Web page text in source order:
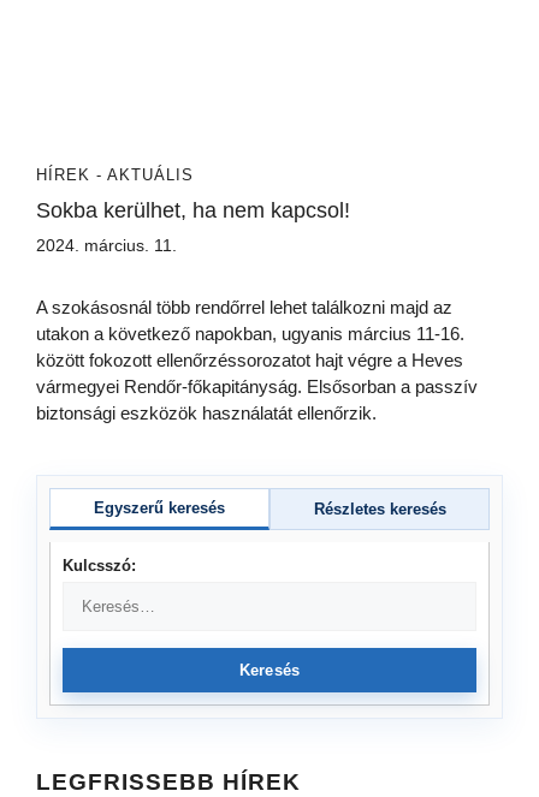
HÍREK - AKTUÁLIS
Sokba kerülhet, ha nem kapcsol!
2024. március. 11.
A szokásosnál több rendőrrel lehet találkozni majd az
utakon a következő napokban, ugyanis március 11-16.
között fokozott ellenőrzéssorozatot hajt végre a Heves
vármegyei Rendőr-főkapitányság. Elsősorban a passzív
biztonsági eszközök használatát ellenőrzik.
Egyszerű keresés Részletes keresés
Kulcsszó:
Keresés
LEGFRISSEBB HÍREK